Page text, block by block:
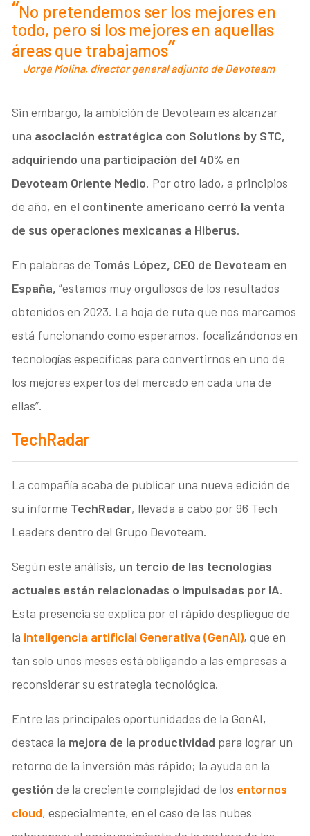
No pretendemos ser los mejores en
todo, pero sí los mejores en aquellas
áreas que trabajamos
Jorge Molina, director general adjunto de Devoteam
Sin embargo, la ambición de Devoteam es alcanzar
una asociación estratégica con Solutions by STC,
adquiriendo una participación del 40% en
Devoteam Oriente Medio. Por otro lado, a principios
de año, en el continente americano cerró la venta
de sus operaciones mexicanas a Hiberus.
En palabras de Tomás López, CEO de Devoteam en
España,”estamos muy orgullosos de los resultados
obtenidos en 2023. La hoja de ruta que nos marcamos
está funcionando como esperamos, focalizándonos en
tecnologías específicas para convertirnos en uno de
los mejores expertos del mercado en cada una de
ellas”.
TechRadar
La compañía acaba de publicar una nueva edición de
su informe TechRadar, llevada a cabo por 96 Tech
Leaders dentro del Grupo Devoteam.
Según este análisis, un tercio de las tecnologías
actuales están relacionadas o impulsadas por IA.
Esta presencia se explica por el rápido despliegue de
la inteligencia artificial Generativa (GenAI), que en
tan solo unos meses está obligando a las empresas a
reconsiderar su estrategia tecnológica.
Entre las principales oportunidades de la GenAI,
destaca la mejora de la productividad para lograr un
retorno de la inversión más rápido; la ayuda en la
gestión de la creciente complejidad de los entornos
cloud, especialmente, en el caso de las nubes